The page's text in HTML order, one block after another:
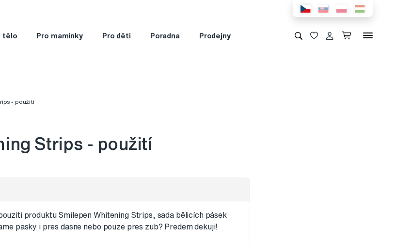
tělo Pro maminky Pro děti Poradna Prodejny
- použití
Strips - použití
produktu Smilepen Whitening Strips, sada bělicích pásek
pasky i pres dasne nebo pouze pres zub? Predem dekuji!